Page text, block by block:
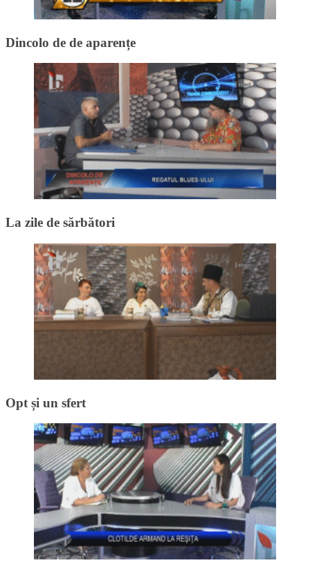
Dincolo de de aparențe
La zile de sărbători
Opt și un sfert